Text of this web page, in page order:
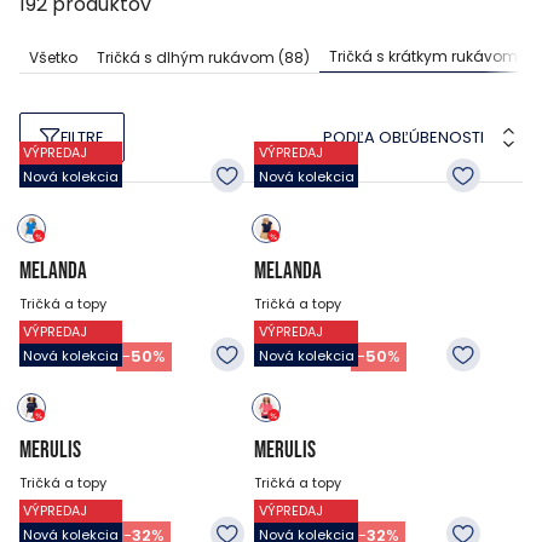
Všetko Tričká s dlhým rukávom (88) Tričká s krátkym rukávom
FILTRE PODĽA OBĽÚBENOSTI
VÝPREDAJ
Nová kolekcia
MELANDA
Tričká a topy
27.95EUR
13.95EUR -50%
VÝPREDAJ
Nová kolekcia
MELANDA
Tričká a topy
27.95EUR
13.95EUR -50%
VÝPREDAJ
Nová kolekcia
MERULIS
Tričká a topy
27.95EUR
18.95EUR -32%
VÝPREDAJ
Nová kolekcia
MERULIS
Tričká a topy
27.95EUR
18.95EUR -32%
VÝPREDAJ
Nová kolekcia
VÝPREDAJ
Nová kolekcia